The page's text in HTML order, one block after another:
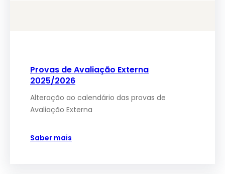
Provas de Avaliação Externa
2025/2026
Alteração ao calendário das provas de
Avaliação Externa
Saber mais